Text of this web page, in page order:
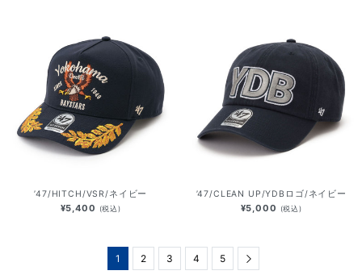
’47/HITCH/VSR/ネイビー
¥5,400 (税込)
’47/CLEAN UP/YDBロゴ/ネイビー
¥5,000 (税込)
1 2 3 4 5